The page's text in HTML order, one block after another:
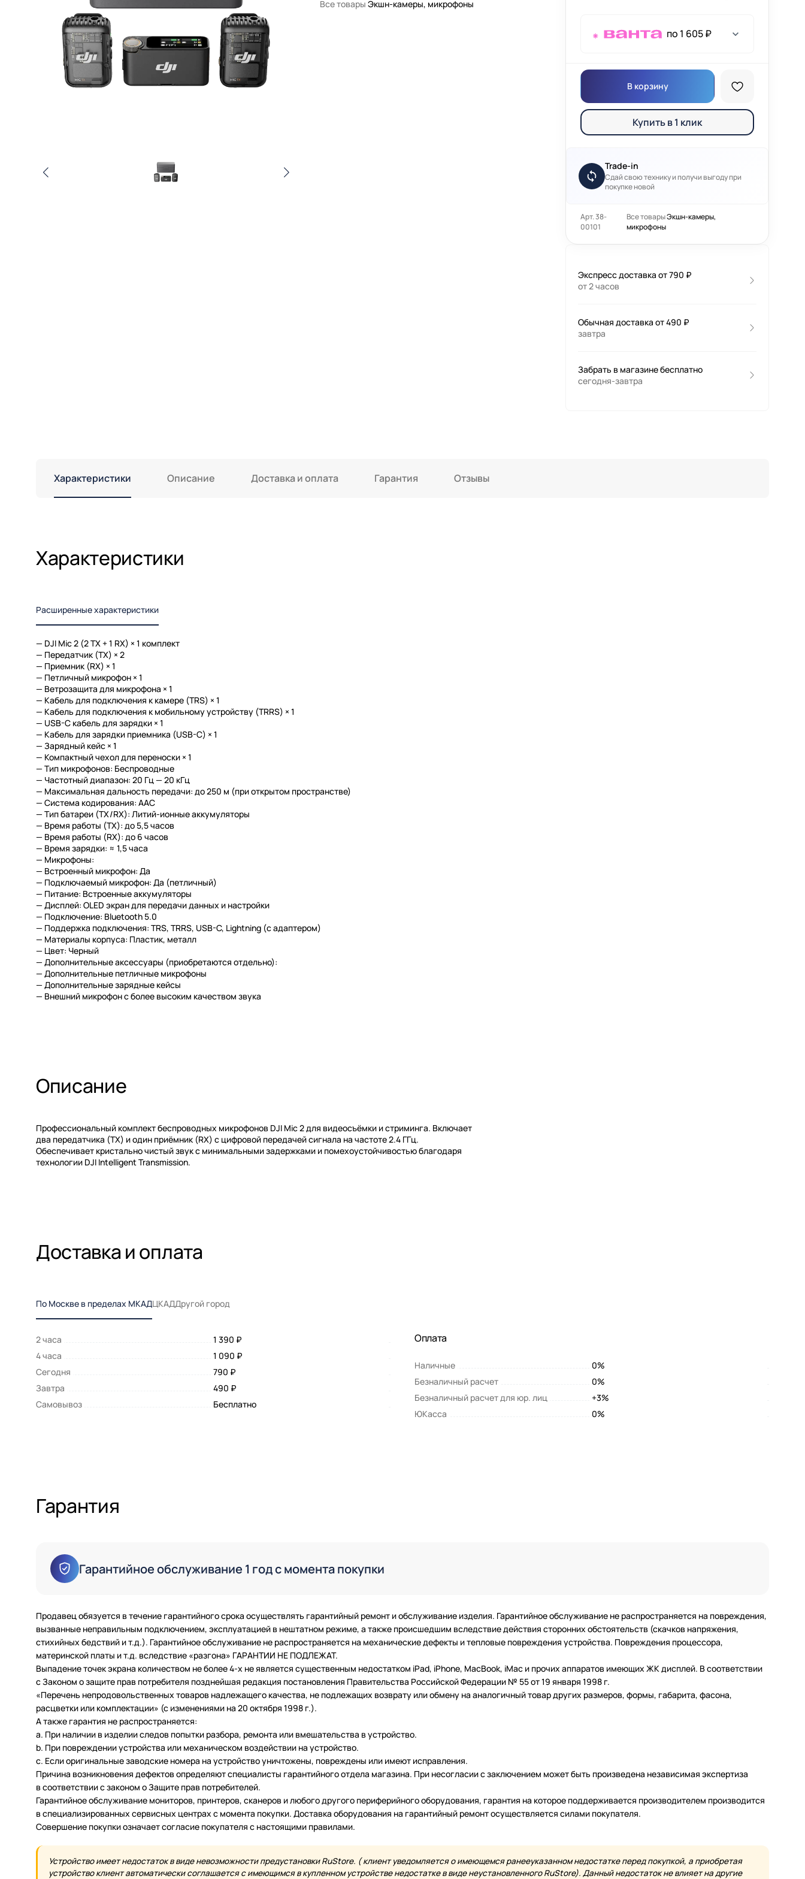
Все товары Экшн-камеры, микрофоны
по 1 605 ₽
В корзину
Купить в 1 клик
Trade-in
Сдай свою технику и получи выгоду при
покупке новой
Арт. 38-
00101
Все товарыЭкшн-камеры,
микрофоны
Экспресс доставка от 790 ₽
от 2 часов
Обычная доставка от 490 ₽
завтра
Забрать в магазине бесплатно
сегодня-завтра
Характеристики Описание Доставка и оплата Гарантия Отзывы
Характеристики
Расширенные характеристики
— DJI Mic 2 (2 TX + 1 RX) × 1 комплект
— Передатчик (TX) × 2
— Приемник (RX) × 1
— Петличный микрофон × 1
— Ветрозащита для микрофона × 1
— Кабель для подключения к камере (TRS) × 1
— Кабель для подключения к мобильному устройству (TRRS) × 1
— USB-C кабель для зарядки × 1
— Кабель для зарядки приемника (USB-C) × 1
— Зарядный кейс × 1
— Компактный чехол для переноски × 1
— Тип микрофонов: Беспроводные
— Частотный диапазон: 20 Гц — 20 кГц
— Максимальная дальность передачи: до 250 м (при открытом пространстве)
— Система кодирования: AAC
— Тип батареи (TX/RX): Литий-ионные аккумуляторы
— Время работы (TX): до 5,5 часов
— Время работы (RX): до 6 часов
— Время зарядки: ≈ 1,5 часа
— Микрофоны:
— Встроенный микрофон: Да
— Подключаемый микрофон: Да (петличный)
— Питание: Встроенные аккумуляторы
— Дисплей: OLED экран для передачи данных и настройки
— Подключение: Bluetooth 5.0
— Поддержка подключения: TRS, TRRS, USB-C, Lightning (с адаптером)
— Материалы корпуса: Пластик, металл
— Цвет: Черный
— Дополнительные аксессуары (приобретаются отдельно):
— Дополнительные петличные микрофоны
— Дополнительные зарядные кейсы
— Внешний микрофон с более высоким качеством звука
Описание
Профессиональный комплект беспроводных микрофонов DJI Mic 2 для видеосъёмки и стриминга. Включает
два передатчика (TX) и один приёмник (RX) с цифровой передачей сигнала на частоте 2.4 ГГц.
Обеспечивает кристально чистый звук с минимальными задержками и помехоустойчивостью благодаря
технологии DJI Intelligent Transmission.
Доставка и оплата
По Москве в пределах МКАДЦКАДДругой город
2 часа
1 390 ₽
4 часа
1 090 ₽
Сегодня
790 ₽
Завтра
490 ₽
Самовывоз
Бесплатно
Оплата
Наличные
0%
Безналичный расчет
0%
Безналичный расчет для юр. лиц
+3%
ЮКасса
0%
Гарантия
Гарантийное обслуживание 1 год с момента покупки
Продавец обязуется в течение гарантийного срока осуществлять гарантийный ремонт и обслуживание изделия. Гарантийное обслуживание не распространяется на повреждения,
вызванные неправильным подключением, эксплуатацией в нештатном режиме, а также происшедшим вследствие действия сторонних обстоятельств (скачков напряжения,
стихийных бедствий и т.д.). Гарантийное обслуживание не распространяется на механические дефекты и тепловые повреждения устройства. Повреждения процессора,
материнской платы и т.д. вследствие «разгона» ГАРАНТИИ НЕ ПОДЛЕЖАТ.
Выпадение точек экрана количеством не более 4-х не является существенным недостатком iPad, iPhone, MacBook, iMac и прочих аппаратов имеющих ЖК дисплей. В соответствии
с Законом о защите прав потребителя позднейшая редакция постановления Правительства Российской Федерации № 55 от 19 января 1998 г.
«Перечень непродовольственных товаров надлежащего качества, не подлежащих возврату или обмену на аналогичный товар других размеров, формы, габарита, фасона,
расцветки или комплектации» (с изменениями на 20 октября 1998 г.).
А также гарантия не распространяется:
a. При наличии в изделии следов попытки разбора, ремонта или вмешательства в устройство.
b. При повреждении устройства или механическом воздействии на устройство.
c. Если оригинальные заводские номера на устройство уничтожены, повреждены или имеют исправления.
Причина возникновения дефектов определяют специалисты гарантийного отдела магазина. При несогласии с заключением может быть произведена независимая экспертиза
в соответствии с законом о Защите прав потребителей.
Гарантийное обслуживание мониторов, принтеров, сканеров и любого другого периферийного оборудования, гарантия на которое поддерживается производителем производится
в специализированных сервисных центрах с момента покупки. Доставка оборудования на гарантийный ремонт осуществляется силами покупателя.
Совершение покупки означает согласие покупателя с настоящими правилами.
Устройство имеет недостаток в виде невозможности предустановки RuStore. ( клиент уведомляется о имеющемся ранееуказанном недостатке перед покупкой, а приобретая
устройство клиент автоматически соглашается с имеющимся в купленном устройстве недостатке в виде неустановленного RuStore). Данный недостаток не влияет на другие